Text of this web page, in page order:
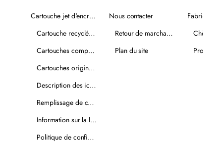
Cartouche jet d'encre recyclée
Cartouche recyclée PLUS
Cartouches compatibles
Cartouches originales
Description des icônes
Remplissage de cartouches
Information sur la livraison
Politique de confidentialité
Nous contacter
Retour de marchandise
Plan du site
Fabricants